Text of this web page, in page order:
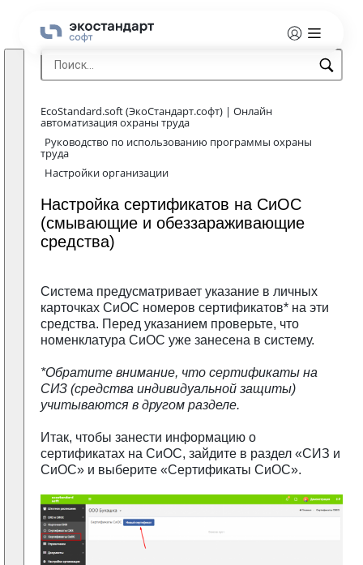
EcoStandard.soft (ЭкоСтандарт.софт) | Онлайн
автоматизация охраны труда
Руководство по использованию программы охраны
труда
Настройки организации
Настройка сертификатов на СиОС
(смывающие и обеззараживающие
средства)
Система предусматривает указание в личных
карточках СиОС номеров сертификатов* на эти
средства. Перед указанием проверьте, что
номенклатура СиОС уже занесена в систему.
*Обратите внимание, что сертификаты на
СИЗ (средства индивидуальной защиты)
учитываются в другом разделе.
Итак, чтобы занести информацию о
сертификатах на СиОС, зайдите в раздел «СИЗ и
СиОС» и выберите «Сертификаты СиОС».